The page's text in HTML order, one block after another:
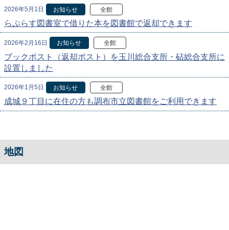
2026年5月1日 お知らせ 全館
らぷらす図書室で借りた本を図書館で返却できます
2026年2月16日 お知らせ 全館
ブックポスト（返却ポスト）を玉川総合支所・砧総合支所に
設置しました
2026年1月5日 お知らせ 全館
成城９丁目に在住の方も調布市立図書館をご利用できます
地図